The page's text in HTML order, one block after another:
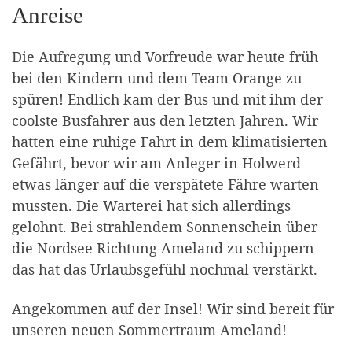
Anreise
Die Aufregung und Vorfreude war heute früh
bei den Kindern und dem Team Orange zu
spüren! Endlich kam der Bus und mit ihm der
coolste Busfahrer aus den letzten Jahren. Wir
hatten eine ruhige Fahrt in dem klimatisierten
Gefährt, bevor wir am Anleger in Holwerd
etwas länger auf die verspätete Fähre warten
mussten. Die Warterei hat sich allerdings
gelohnt. Bei strahlendem Sonnenschein über
die Nordsee Richtung Ameland zu schippern –
das hat das Urlaubsgefühl nochmal verstärkt.
Angekommen auf der Insel! Wir sind bereit für
unseren neuen Sommertraum Ameland!